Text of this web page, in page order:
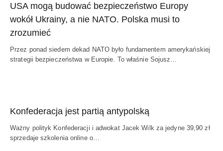
USA mogą budować bezpieczeństwo Europy
wokół Ukrainy, a nie NATO. Polska musi to
zrozumieć
Przez ponad siedem dekad NATO było fundamentem amerykańskiej
strategii bezpieczeństwa w Europie. To właśnie Sojusz…
Konfederacja jest partią antypolską
Ważny polityk Konfederacji i adwokat Jacek Wilk za jedyne 39,90 zł
sprzedaje szkolenia online o…